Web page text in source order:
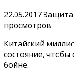
22.05.2017
просмотров
Китайский
состояние, чтобы
бойне.